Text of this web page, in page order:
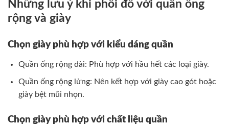
Những lưu ý khi phối đồ với quần ống
rộng và giày
Chọn giày phù hợp với kiểu dáng quần
Quần ống rộng dài: Phù hợp với hầu hết các loại giày.
Quần ống rộng lửng: Nên kết hợp với giày cao gót hoặc
giày bệt mũi nhọn.
Chọn giày phù hợp với chất liệu quần